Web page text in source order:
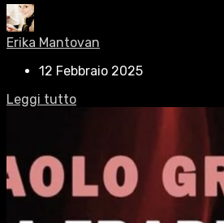
Erika Mantovan
12 Febbraio 2025
Leggi tutto